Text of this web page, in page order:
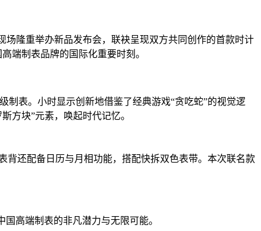
场隆重举办新品发布会，联袂呈现双方共同创作的首款时计
端制表品牌的国际化重要时刻。
表。小时显示创新地借鉴了经典游戏“贪吃蛇”的视觉逻
方块”元素，唤起时代记忆。
背还配备日历与月相功能，搭配快拆双色表带。本次联名款
高端制表的非凡潜力与无限可能。